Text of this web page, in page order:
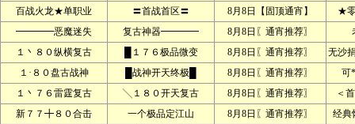
百战火龙★单职业
〓首战首区〓 8月8日【固顶通宵】
★
━━━━恶魔迷失
复古神器━━━━ 8月8日〖通宵推荐〗
１丶８０纵横复古
█１７６极品微变 8月8日〖通宵推荐〗
无沙
１·８０盘古战神
█战神开天终极█ 8月8日〖通宵推荐〗
可
１丶７６雷霆复古
╲１８０开天复古 8月8日〖通宵推荐〗
＜
新７７╋８０合击
一个极品定江山 8月8日〖通宵推荐〗
经